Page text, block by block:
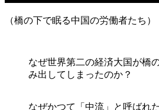
（橋の下で眠る中国の労働者たち）
なぜ世界第二の経済大国が橋
み出してしまったのか？
なぜかつて「中流」と呼ばれ